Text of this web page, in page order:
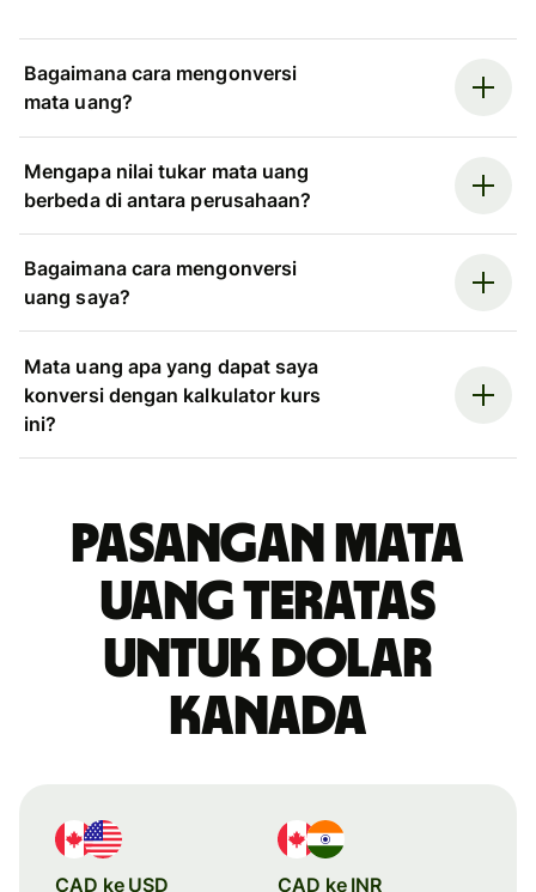
Bagaimana cara mengonversi
mata uang?
Mengapa nilai tukar mata uang
berbeda di antara perusahaan?
Bagaimana cara mengonversi
uang saya?
Mata uang apa yang dapat saya
konversi dengan kalkulator kurs
ini?
Pasangan mata
uang teratas
untuk dolar
Kanada
CAD ke USD CAD ke INR